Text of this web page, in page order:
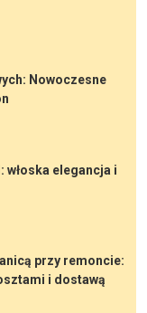
Nowoczesne
włoska elegancja i
przy remoncie:
i dostawą